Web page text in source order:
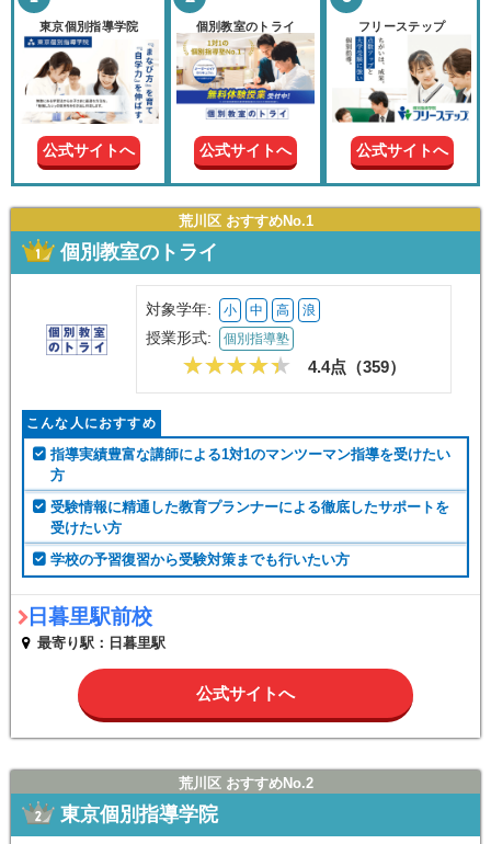
選択されていません
市区町村 選択されていません 変更
現在の
学年
授業形
式
この条件で絞り込む
東京個別指導学院
公式サイトへ
個別教室のトライ
公式サイトへ
フリーステップ
公式サイトへ
荒川区 おすすめNo.1
個別教室のトライ
対象学年: 小 中 高 浪
授業形式: 個別指導塾
4.4点（359）
こんな人におすすめ
指導実績豊富な講師による1対1のマンツーマン指導を受けたい
方
受験情報に精通した教育プランナーによる徹底したサポートを
受けたい方
学校の予習復習から受験対策までも行いたい方
日暮里駅前校
最寄り駅：日暮里駅
公式サイトへ
荒川区 おすすめNo.2
東京個別指導学院